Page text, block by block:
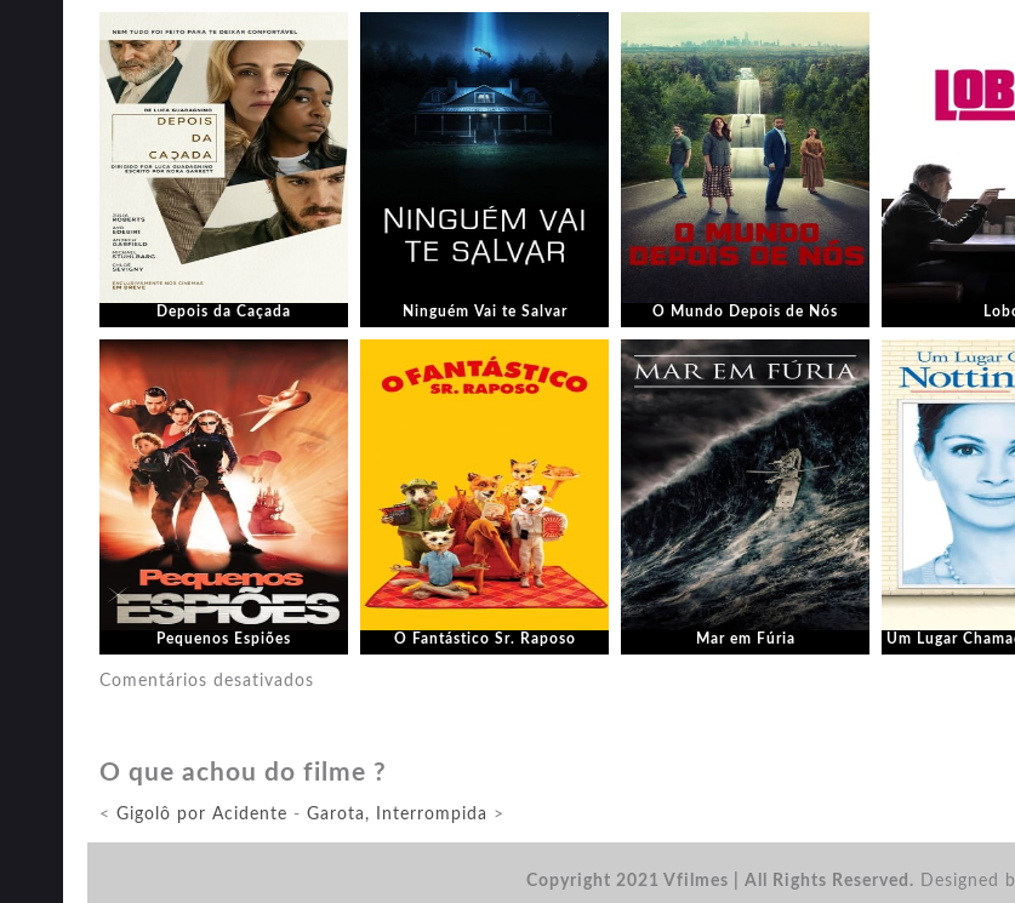
Depois da Caçada Ninguém Vai te Salvar O Mundo Depois de Nós
Pequenos Espiões O Fantástico Sr. Raposo Mar em Fúria Um Lugar
Comentários desativados
Chamado
O que achou do filme ?
< Gigolô por Acidente - Garota, Interrompida >
Copyright 2021 Vfilmes | All Rights Reserved. Designed